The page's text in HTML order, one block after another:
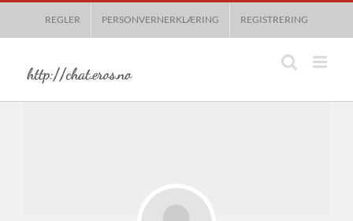
Skip
content
REGLER PERSONVERNERKLÆRING REGISTRERING